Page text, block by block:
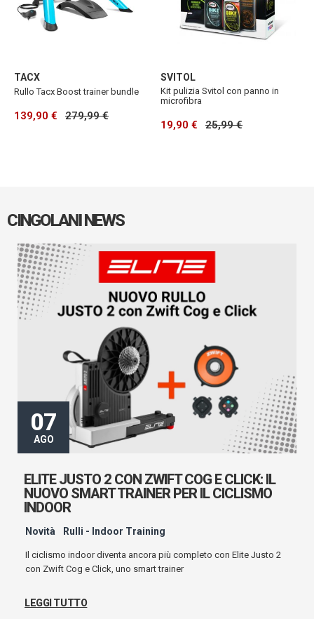
TACX
Rullo Tacx Boost trainer bundle
139,90 € 279,99 €
SVITOL
Kit pulizia Svitol con panno in
microfibra
19,90 € 25,99 €
CINGOLANI NEWS
07
AGO
ELITE JUSTO 2 CON ZWIFT COG E CLICK: IL
NUOVO SMART TRAINER PER IL CICLISMO
INDOOR
Novità Rulli - Indoor Training
Il ciclismo indoor diventa ancora più completo con Elite Justo 2
con Zwift Cog e Click, uno smart trainer
LEGGI TUTTO